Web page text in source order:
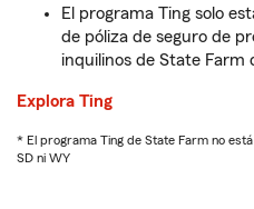
El programa Ting solo
de póliza de seguro de
inquilinos de State Farm
Explora Ting
* El programa Ting de State Farm no
SD ni WY